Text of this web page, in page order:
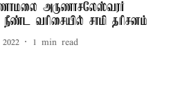
அருணாசலேஸ்வரர்
வரிசையில் சாமி தரிசனம்
1 min read